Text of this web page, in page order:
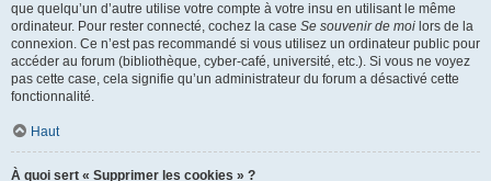
que quelqu’un d’autre utilise votre compte à votre insu en utilisant le même
ordinateur. Pour rester connecté, cochez la case Se souvenir de moi lors de la
connexion. Ce n’est pas recommandé si vous utilisez un ordinateur public pour
accéder au forum (bibliothèque, cyber-café, université, etc.). Si vous ne voyez
pas cette case, cela signifie qu’un administrateur du forum a désactivé cette
fonctionnalité.
Haut
À quoi sert « Supprimer les cookies » ?